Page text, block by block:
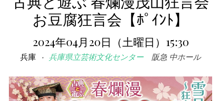
お豆腐狂言会【ﾎﾟｲﾝﾄ】
2024年04月20日（土曜日）15:30
兵庫 兵庫県立芸術文化センター阪急 中ホール